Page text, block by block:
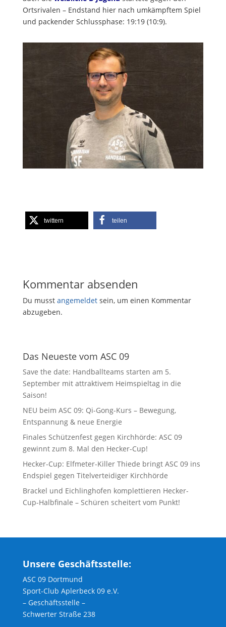
Ortsrivalen – Endstand hier nach umkämpftem Spiel
und packender Schlussphase: 19:19 (10:9).
twittern teilen
Kommentar absenden
Du musst angemeldetsein, um einen Kommentar
abzugeben.
Das Neueste vom ASC 09
Save the date: Handballteams starten am 5.
September mit attraktivem Heimspieltag in die
Saison!
NEU beim ASC 09: Qi-Gong-Kurs – Bewegung,
Entspannung & neue Energie
Finales Schützenfest gegen Kirchhörde: ASC 09
gewinnt zum 8. Mal den Hecker-Cup!
Hecker-Cup: Elfmeter-Killer Thiede bringt ASC 09 ins
Endspiel gegen Titelverteidiger Kirchhörde
Brackel und Eichlinghofen komplettieren Hecker-
Cup-Halbfinale – Schüren scheitert vom Punkt!
Unsere Geschäftsstelle:
ASC 09 Dortmund
Sport-Club Aplerbeck 09 e.V.
– Geschäftsstelle –
Schwerter Straße 238